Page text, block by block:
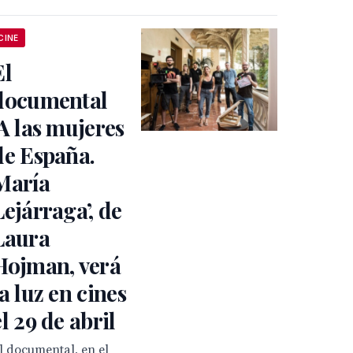
las mujeres
España.
de
verá
luz en cines
29 de abril
documental, en el